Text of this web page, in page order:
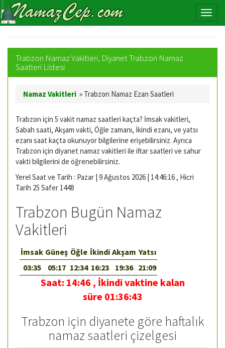
Trabzon Namaz Vakitleri, Diyanet Trabzon Namaz
Saatleri Listesi
Namaz Vakitleri » Trabzon Namaz Ezan Saatleri
Trabzon için 5 vakit namaz saatleri kaçta? İmsak vakitleri,
Sabah saati, Akşam vakti, Öğle zamanı, İkindi ezanı, ve yatsı
ezanı saat kaçta okunuyor bilgilerine erişebilirsiniz. Ayrıca
Trabzon için diyanet namaz vakitleri ile iftar saatleri ve sahur
vakti bilgilerini de öğrenebilirsiniz.
Yerel Saat ve Tarih : Pazar | 9 Ağustos 2026 | 14:46:17 , Hicri
Tarih 25 Safer 1448
Trabzon Bugün Namaz
Vakitleri
İmsak
03:35
Güneş
05:17
Öğle
12:34
İkindi
16:23
Akşam
19:36
Yatsı
21:09
Saat: 14:46 , İkindi vaktine kalan
süre 01:36:43
Trabzon için diyanete göre haftalık
namaz saatleri çizelgesi